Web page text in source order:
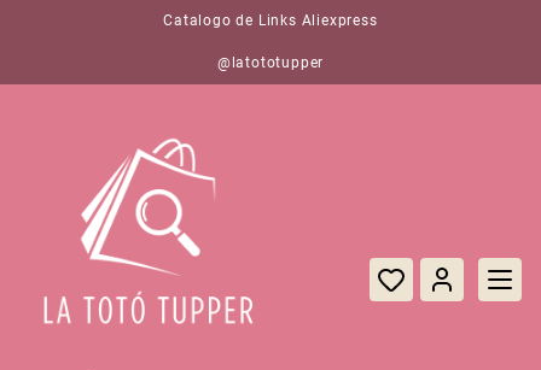
Catalogo de Links Aliexpress
@latototupper